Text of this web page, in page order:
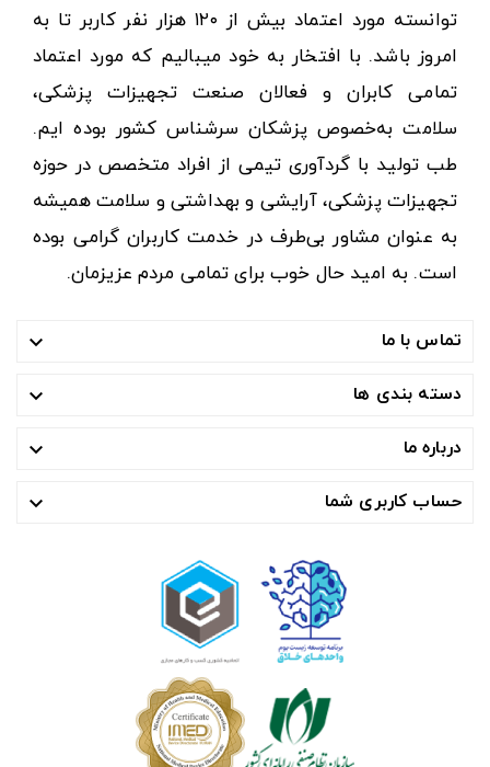
توانسته مورد اعتماد بیش از ۱۲۰ هزار نفر کاربر تا به
امروز باشد. با افتخار به خود میبالیم که مورد اعتماد
تمامی کابران و فعالان صنعت تجهیزات پزشکی،
سلامت به‌خصوص پزشکان سرشناس کشور بوده ایم.
طب تولید با گردآوری تیمی از افراد متخصص در حوزه
تجهیزات پزشکی، آرایشی و بهداشتی و سلامت همیشه
به عنوان مشاور بی‌طرف در خدمت کاربران گرامی بوده
است. به امید حال خوب برای تمامی مردم عزیزمان.
تماس با ما 
دسته بندی ها 
درباره ما 
حساب کاربری شما 